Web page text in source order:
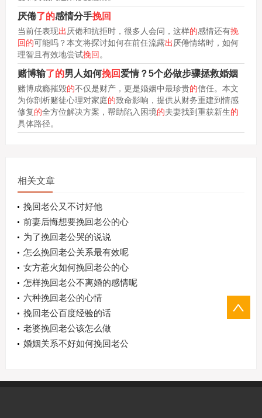
厌倦了的感情分手挽回
当前任表现出 厌倦和抗拒时，很多人会问，这样的感情还有挽
回的可能吗？本文将探讨如何在前任流露出 厌倦情绪时，如何
理智且有效地尝试挽回 。
赌博输了的男人如何挽回 爱情？5个必做步骤拯救婚姻
赌博成瘾摧毁的不仅是财产，更是婚姻中最珍贵的信任。本文
为你剖析赌徒心理对家庭的致命影响，提供从财务重建到情感
修复的全方位解决方案，帮助陷入困境的夫妻找到重获新生的
具体路径。
相关文章
挽回老公又不讨好他
前妻后悔想要挽回老公的心
为了挽回老公哭的说说
怎么挽回老公关系最有效呢
女方惹火如何挽回老公的心
怎样挽回老公不离婚的感情呢
六种挽回老公的心情
挽回老公百度经验的话
老婆挽回老公该怎么做
婚姻关系不好如何挽回老公